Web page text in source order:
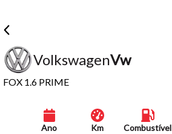
VolkswagenVw
FOX 1.6 PRIME
Ano Km Combustível